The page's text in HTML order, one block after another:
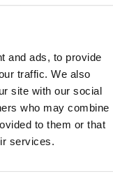
and ads, to provide
traffic. We also
site with our social
who may combine
to them or that
services.
roestvrij staal